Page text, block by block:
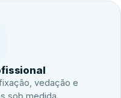
vedação e